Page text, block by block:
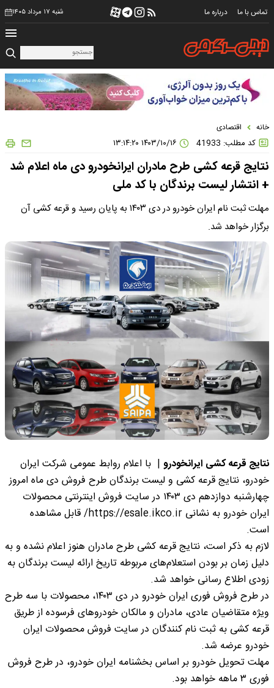
تماس با ما درباره ما شنبه ۱۷ مرداد ۱۴۰۵
خانه اقتصادی
کد مطلب: 41933
نتایج قرعه کشی طرح مادران ایرانخودرو دی ماه اعلام شد
+ انتشار لیست برندگان با کد ملی
مهلت ثبت نام ایران خودرو در دی ۱۴۰۳ به پایان رسید و قرعه کشی آن
برگزار خواهد شد.
نتایج قرعه کشی ایرانخودرو | با اعلام روابط عمومی شرکت ایران
خودرو، نتایج قرعه کشی و لیست برندگان طرح فروش دی ماه امروز
چهارشنبه دوازدهم دی ۱۴۰۳ در سایت فروش اینترنتی محصولات
ایران خودرو به نشانی https://esale.ikco.ir/ قابل مشاهده
است.
لازم به ذکر است، نتایج قرعه کشی طرح مادران هنوز اعلام نشده و به
دلیل زمان بر بودن استعلام‌های مربوطه تاریخ ارائه لیست برندگان به
زودی اطلاع رسانی خواهد شد.
در طرح فروش فوری ایران خودرو در دی ۱۴۰۳، محصولات با سه طرح
ویژه متقاضیان عادی، مادران و مالکان خودروهای فرسوده از طریق
قرعه کشی به ثبت نام کنندگان در سایت فروش محصولات ایران
خودرو عرضه شد.
مهلت تحویل خودرو بر اساس بخشنامه ایران خودرو، در طرح فروش
فوری ۳ ماهه خواهد بود.